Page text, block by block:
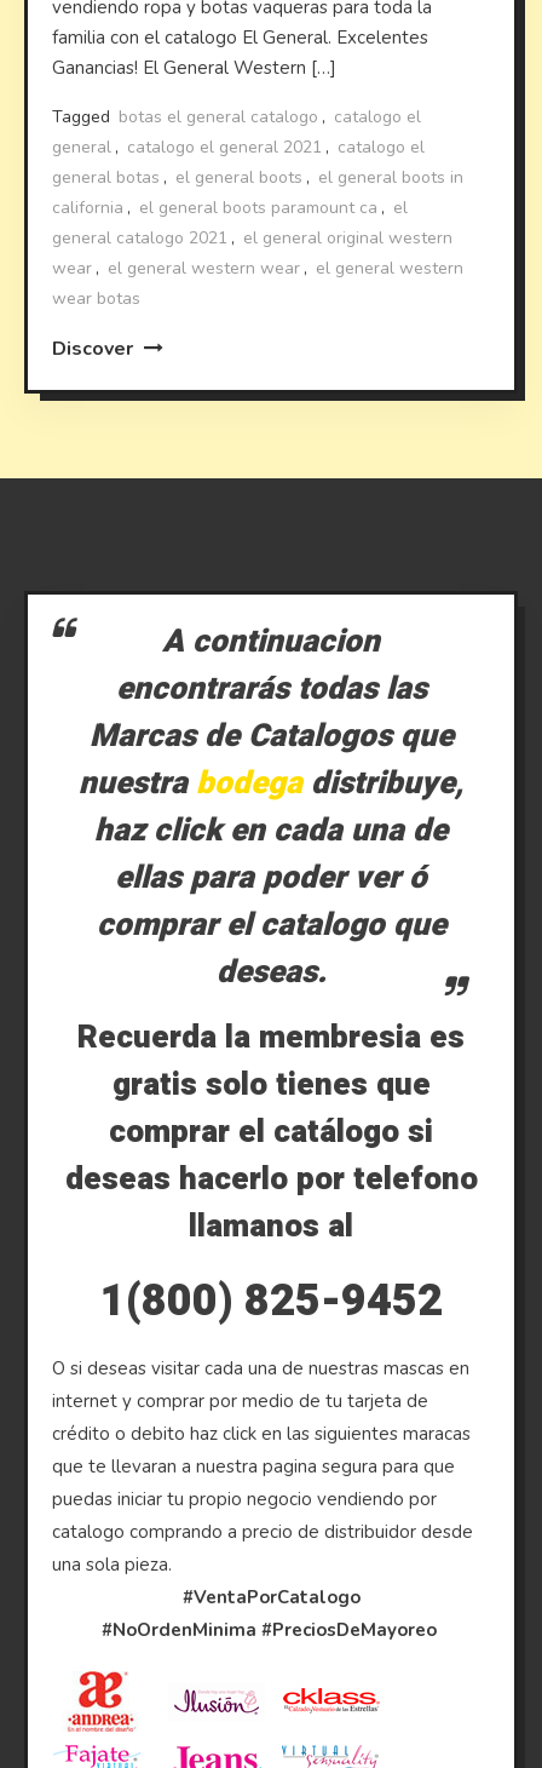
vendiendo ropa y botas vaqueras para toda la
familia con el catalogo El General. Excelentes
Ganancias! El General Western […]
Tagged botas el general catalogo , catalogo el
general , catalogo el general 2021 , catalogo el
general botas , el general boots , el general boots in
california , el general boots paramount ca , el
general catalogo 2021 , el general original western
wear , el general western wear , el general western
wear botas
Discover
A continuacion
encontrarás todas las
Marcas de Catalogos que
nuestrabodegadistribuye,
haz click en cada una de
ellas para poder ver ó
comprar el catalogo que
deseas.
Recuerda la membresia es
gratis solo tienes que
comprar el catálogo si
deseas hacerlo por telefono
llamanos al
1(800) 825-9452
O si deseas visitar cada una de nuestras mascas en
internet y comprar por medio de tu tarjeta de
crédito o debito haz click en las siguientes maracas
que te llevaran a nuestra pagina segura para que
puedas iniciar tu propio negocio vendiendo por
catalogo comprando a precio de distribuidor desde
una sola pieza.
#VentaPorCatalogo
#NoOrdenMinima #PreciosDeMayoreo